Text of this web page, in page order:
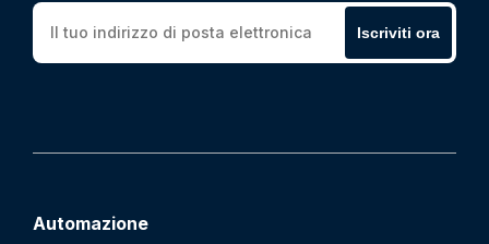
Iscriviti ora
Automazione